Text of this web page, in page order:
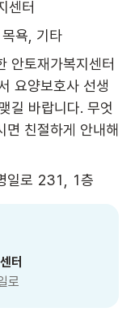
센터
욕, 기타
안토재가복지센터
요양보호사 선생
길 바랍니다. 무엇
면 친절하게 안내해
일로 231, 1층
터
로